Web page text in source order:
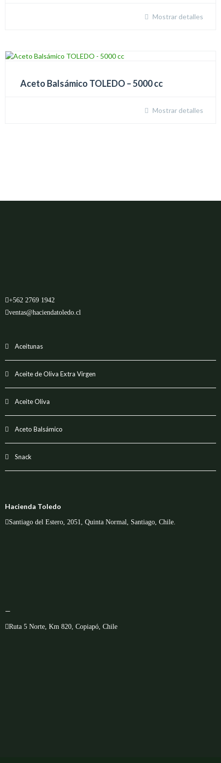
Mostrar detalles
Aceto Balsámico TOLEDO – 5000 cc
Mostrar detalles
+562 2769 1942
ventas@haciendatoledo.cl
Aceitunas
Aceite de Oliva Extra Virgen
Aceite Oliva
Aceto Balsámico
Snack
Hacienda Toledo
Santiago del Estero, 2051, Quinta Normal, Santiago, Chile.
—
Ruta 5 Norte, Km 820, Copiapó, Chile